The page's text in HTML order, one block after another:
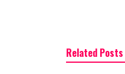
Related Posts